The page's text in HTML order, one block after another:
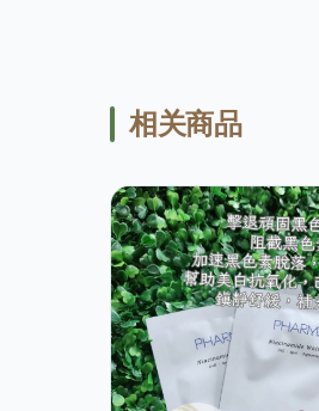
相关商品